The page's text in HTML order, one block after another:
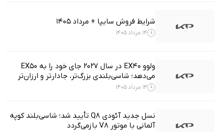
شرایط فروش سایپا + مرداد 1405
14 مرداد 1405
ولوو EX40 در سال ۲۰۲۷ جای خود را به EX50
می‌دهد؛ شاسی‌بلندی بزرگ‌تر، جادارتر و ارزان‌تر
14 مرداد 1405
نسل جدید آئودی Q8 تأیید شد؛ شاسی‌بلند کوپه
آلمانی با موتور V8 بازمی‌گردد